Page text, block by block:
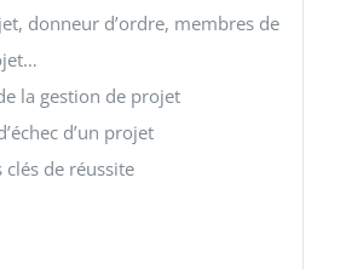
donneur d’ordre, membres de
la gestion de projet
d’un projet
clés de réussite